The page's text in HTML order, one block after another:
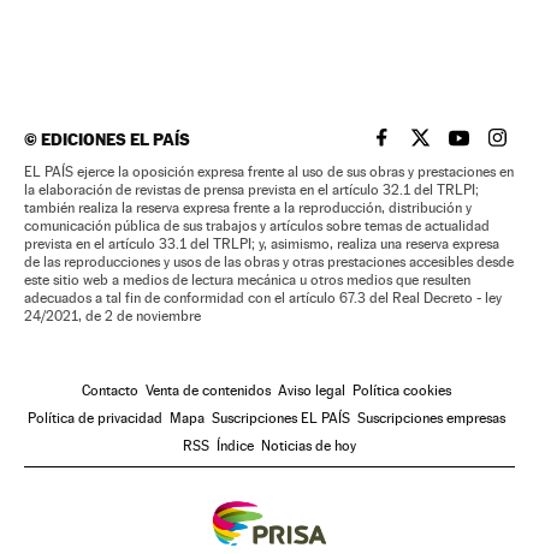
©EDICIONES EL PAÍS EL PAÍS BRASIL EN
EL PAÍSEL PAÍS
EL
EL PAÍS ejerce la oposición expresa frente al uso de sus obras y prestaciones en
la elaboración de revistas de prensa prevista en el artículo 32.1 del TRLPI;
también realiza la reserva expresa frente a la reproducción, distribución y
comunicación pública de sus trabajos y artículos sobre temas de actualidad
prevista en el artículo 33.1 del TRLPI; y, asimismo, realiza una reserva expresa
de las reproducciones y usos de las obras y otras prestaciones accesibles desde
este sitio web a medios de lectura mecánica u otros medios que resulten
adecuados a tal fin de conformidad con el artículo 67.3 del Real Decreto - ley
24/2021, de 2 de noviembre
Contacto Venta de contenidos Aviso legal
Política cookies
Política de privacidad
Mapa Suscripciones EL PAÍS Suscripciones empresas
RSS
Índice Noticias de hoy